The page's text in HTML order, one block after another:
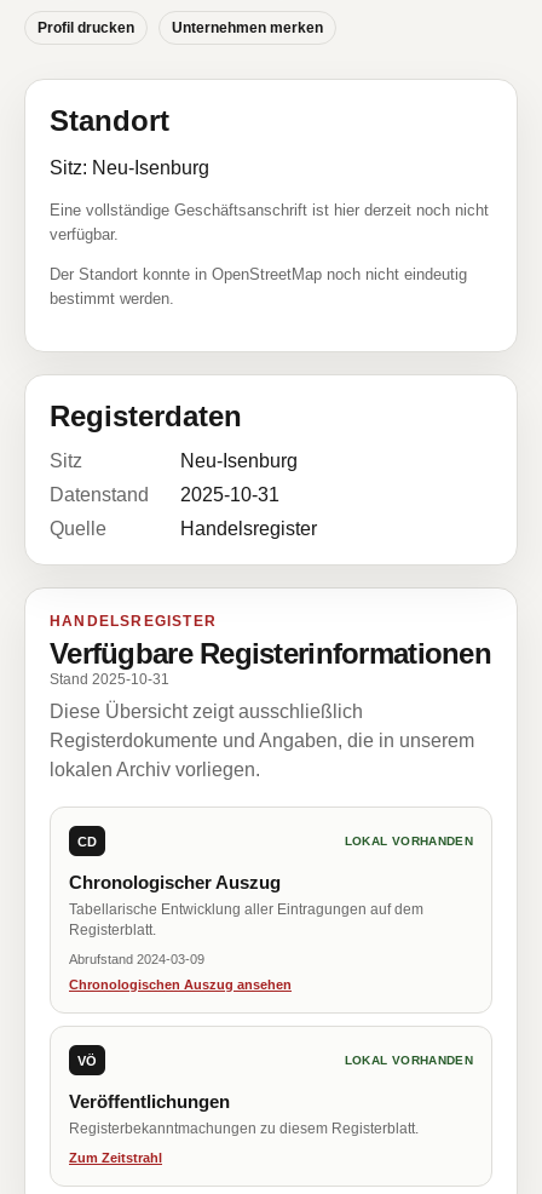
Profil drucken Unternehmen merken
Standort
Sitz: Neu-Isenburg
Eine vollständige Geschäftsanschrift ist hier derzeit noch nicht
verfügbar.
Der Standort konnte in OpenStreetMap noch nicht eindeutig
bestimmt werden.
Registerdaten
Sitz
Neu-Isenburg
Datenstand
2025-10-31
Quelle
Handelsregister
HANDELSREGISTER
Verfügbare Registerinformationen
Stand 2025-10-31
Diese Übersicht zeigt ausschließlich
Registerdokumente und Angaben, die in unserem
lokalen Archiv vorliegen.
CD LOKAL VORHANDEN
Chronologischer Auszug
Tabellarische Entwicklung aller Eintragungen auf dem
Registerblatt.
Abrufstand 2024-03-09
Chronologischen Auszug ansehen
VÖ LOKAL VORHANDEN
Veröffentlichungen
Registerbekanntmachungen zu diesem Registerblatt.
Zum Zeitstrahl